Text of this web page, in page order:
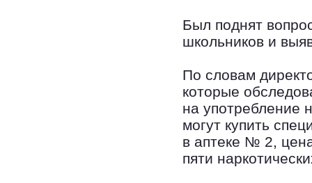
Был поднят
школьников и
По словам
которые
на употребление
могут купить
в аптеке № 2,
пяти